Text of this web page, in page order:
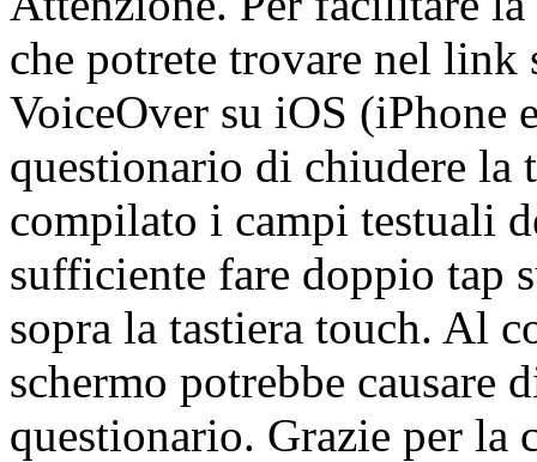
che potrete trovare nel
VoiceOver su iOS (iPhone
questionario di chiudere la
compilato i campi testuali
sufficiente fare doppio tap
sopra la tastiera touch. Al
schermo potrebbe
questionario. Grazie per la